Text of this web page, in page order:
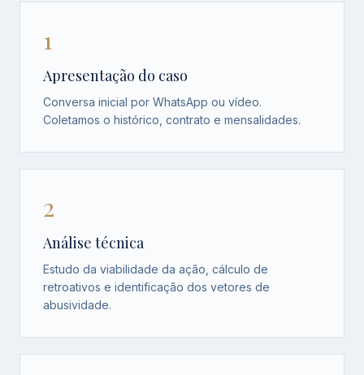
1
Apresentação do caso
Conversa inicial por WhatsApp ou vídeo.
Coletamos o histórico, contrato e mensalidades.
2
Análise técnica
Estudo da viabilidade da ação, cálculo de
retroativos e identificação dos vetores de
abusividade.